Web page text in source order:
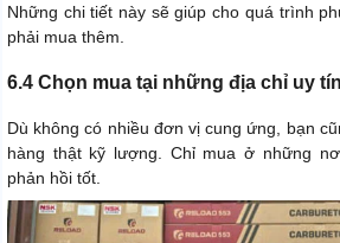
Những chi tiết này sẽ giúp cho quá trình
phải mua thêm.
6.4 Chọn mua tại những địa chỉ uy
Dù không có nhiều đơn vị cung ứng, bạn
hàng thật kỹ lượng. Chỉ mua ở những
phản hồi tốt.